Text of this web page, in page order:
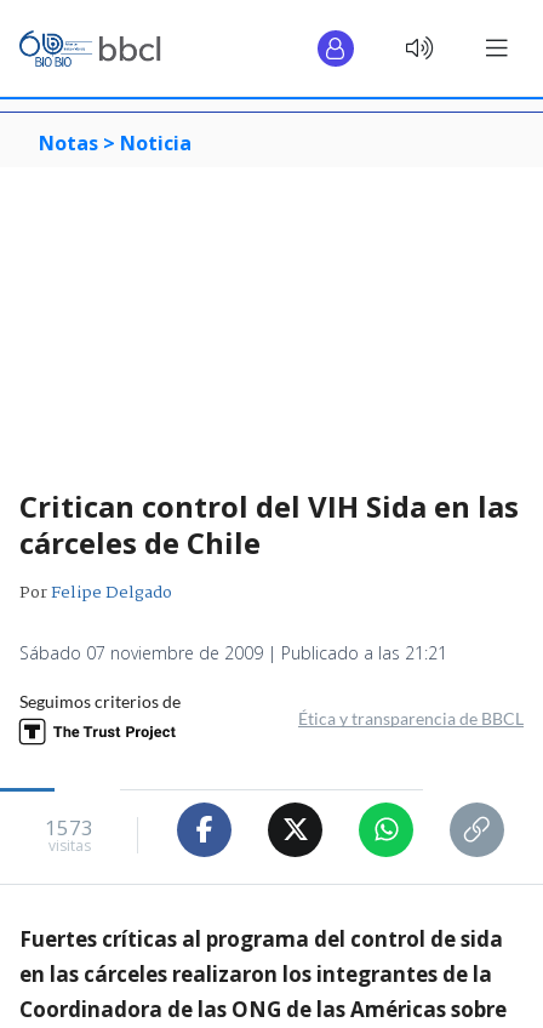
Notas > Noticia
Critican control del VIH Sida en las
cárceles de Chile
PorFelipe Delgado
Sábado 07 noviembre de 2009 | Publicado a las 21:21
Seguimos criterios de
Ética y transparencia de BBCL
1573
visitas
Fuertes críticas al programa del control de sida
en las cárceles realizaron los integrantes de la
Coordinadora de las ONG de las Américas sobre